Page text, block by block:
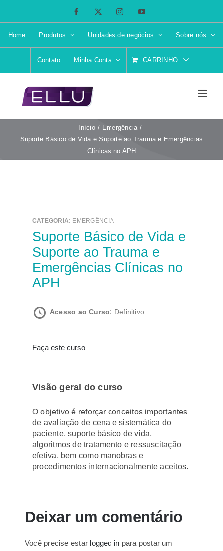
conteúdo
Facebook InstagramYouTube
Home Produtos Unidades de negócios Sobre nós
Contato Minha Conta CARRINHO
Início
Emergência
Suporte Básico de Vida e Suporte ao Trauma e Emergências
Clínicas no APH
CATEGORIA: EMERGÊNCIA
Suporte Básico de Vida e
Suporte ao Trauma e
Emergências Clínicas no
APH
Acesso ao Curso: Definitivo
Faça este curso
Visão geral do curso
O objetivo é reforçar conceitos importantes
de avaliação de cena e sistemática do
paciente, suporte básico de vida,
algoritmos de tratamento e ressuscitação
efetiva, bem como manobras e
procedimentos internacionalmente aceitos.
Deixar um comentário
Você precise estar logged in para postar um